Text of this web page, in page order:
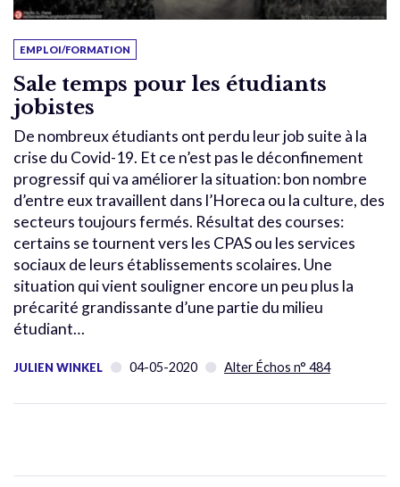
EMPLOI/FORMATION
Sale temps pour les étudiants
jobistes
De nombreux étudiants ont perdu leur job suite à la
crise du Covid-19. Et ce n’est pas le déconfinement
progressif qui va améliorer la situation: bon nombre
d’entre eux travaillent dans l’Horeca ou la culture, des
secteurs toujours fermés. Résultat des courses:
certains se tournent vers les CPAS ou les services
sociaux de leurs établissements scolaires. Une
situation qui vient souligner encore un peu plus la
précarité grandissante d’une partie du milieu
étudiant…
JULIEN WINKEL 04-05-2020 Alter Échos n° 484